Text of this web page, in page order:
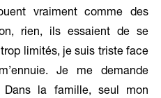
vraiment comme des
rien, ils essaient de se
limités, je suis triste face
Je me demande
Dans la famille, seul mon